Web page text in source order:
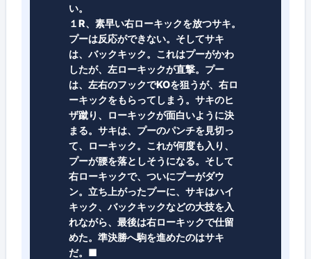
い。
１R、素早い右ローキックを放つサキ。
プーは反応ができない。そしてサキ
は、バックキック。これはプーがかわ
したが、左ローキックが直撃。プー
は、左右のフックでKOを狙うが、右ロ
ーキックをもらってしまう。サキのヒ
ザ蹴り、ローキックが面白いように決
まる。サキは、プーのパンチを見切っ
て、ローキック。これが何度も入り、
プーが腰を落としそうになる。そして
右ローキックで、ついにプーがダウ
ン。立ち上がったプーに、サキはハイ
キック、バックキックなどの大技を入
れながら、最後は右ローキックで仕留
めた。準決勝へ駒を進めたのはサキ
だ。■